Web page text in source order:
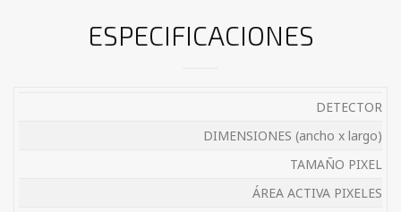
ESPECIFICACIONES
DETECTOR
DIMENSIONES (ancho x largo)
TAMAÑO PIXEL
ÁREA ACTIVA PIXELES